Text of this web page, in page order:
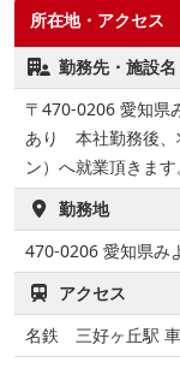
所在地・アクセス
勤務先・施設名
〒470-0206 愛知
あり 本社勤務後、
ン）へ就業頂きます
勤務地
470-0206 愛知県み
アクセス
名鉄 三好ヶ丘駅